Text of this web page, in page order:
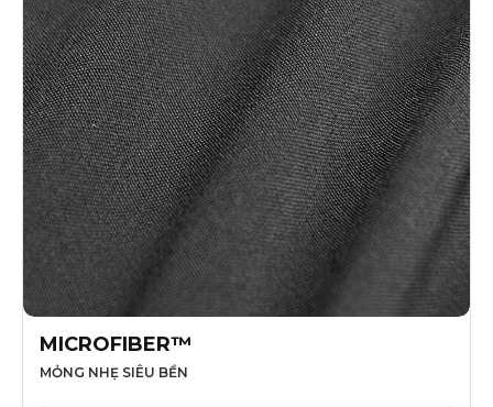
MICROFIBER™
MỎNG NHẸ SIÊU BỀN